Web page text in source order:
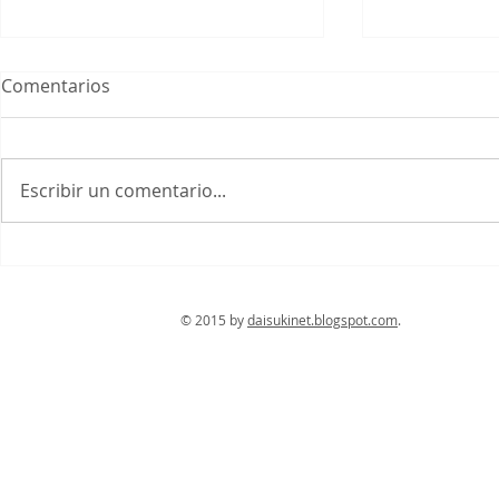
Comentarios
Escribir un comentario...
© 2015 bydaisukinet.blogspot.com.